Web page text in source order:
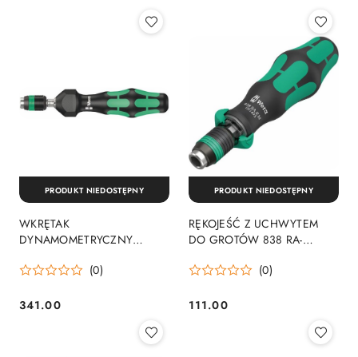
WKRĘTAK
DYNAMOMETRYCZNY
UCHWYT RAPIDATOR
(0)
Cena:
341.00
PRODUKT NIEDOSTĘPNY
RĘKOJEŚĆ Z UCHWYTEM
DO GROTÓW 838 RA-
(0)
Cena:
111.00
PRODUKT NIEDOSTĘPNY